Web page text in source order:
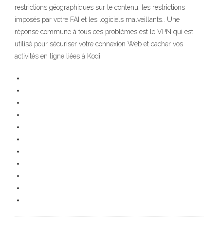
restrictions géographiques sur le contenu, les restrictions
imposés par votre FAI et les logiciels malveillants.. Une
réponse commune à tous ces problèmes est le VPN qui est
utilisé pour sécuriser votre connexion Web et cacher vos
activités en ligne liées à Kodi.